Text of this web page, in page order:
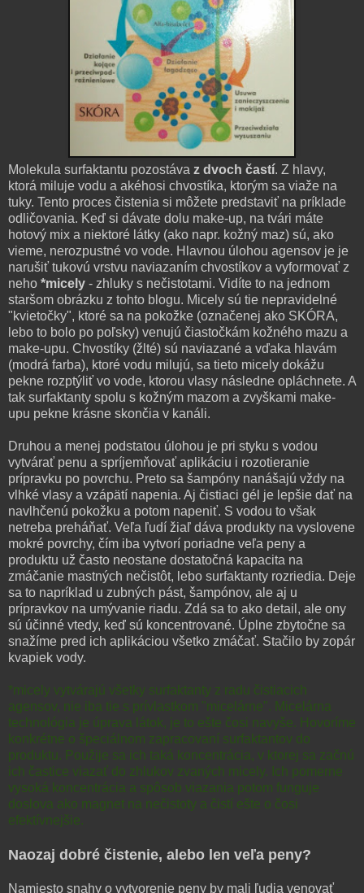
Molekula surfaktantu pozostáva z dvoch častí. Z hlavy,
ktorá miluje vodu a akéhosi chvostíka, ktorým sa viaže na
tuky. Tento proces čistenia si môžete predstaviť na príklade
odličovania. Keď si dávate dolu make-up, na tvári máte
hotový mix a niektoré látky (ako napr. kožný maz) sú, ako
vieme, nerozpustné vo vode. Hlavnou úlohou agensov je je
narušiť tukovú vrstvu naviazaním chvostíkov a vyformovať z
neho *micely - zhluky s nečistotami. Vidíte to na jednom
staršom obrázku z tohto blogu. Micely sú tie nepravidelné
"kvietočky", ktoré sa na pokožke (označenej ako SKÓRA,
lebo to bolo po poľsky) venujú čiastočkám kožného mazu a
make-upu. Chvostíky (žlté) sú naviazané a vďaka hlavám
(modrá farba), ktoré vodu milujú, sa tieto micely dokážu
pekne rozptýliť vo vode, ktorou vlasy následne opláchnete. A
tak surfaktanty spolu s kožným mazom a zvyškami make-
upu pekne krásne skončia v kanáli.
Druhou a menej podstatou úlohou je pri styku s vodou
vytvárať penu a spríjemňovať aplikáciu i rozotieranie
prípravku po povrchu. Preto sa šampóny nanášajú vždy na
vlhké vlasy a vzápätí napenia. Aj čistiaci gél je lepšie dať na
navlhčenú pokožku a potom napeniť. S vodou to však
netreba preháňať. Veľa ľudí žiaľ dáva produkty na vyslovene
mokré povrchy, čím iba vytvorí poriadne veľa peny a
produktu už často neostane dostatočná kapacita na
zmáčanie mastných nečistôt, lebo surfaktanty rozriedia. Deje
sa to napríklad u zubných pást, šampónov, ale aj u
prípravkov na umývanie riadu. Zdá sa to ako detail, ale ony
sú účinné vtedy, keď sú koncentrované. Úplne zbytočne sa
snažíme pred ich aplikáciou všetko zmáčať. Stačilo by zopár
kvapiek vody.
*micely vytvárajú všetky surfaktanty z radu čistiacich
agensov, nie iba tie s prívlastkom "micelárne". Micelárna
technológia je úprava látok, je to ešte čosi navyše. Hovoríme
konkrétne o špeciálnom zapracovaní surfaktantov do
produktu. Použije sa ich taká koncentrácia, v ktorej sa začnú
ich častice viazať do zhlukov zvaných micely. Ich pomerne
vysoká koncentrácia a spôsob viazania potom funguje
doslova ako magnet na nečistoty a čistí ešte o čosi
efektívnejšie.
Naozaj dobré čistenie, alebo len veľa peny?
Namiesto snahy o vytvorenie peny by mali ľudia venovať